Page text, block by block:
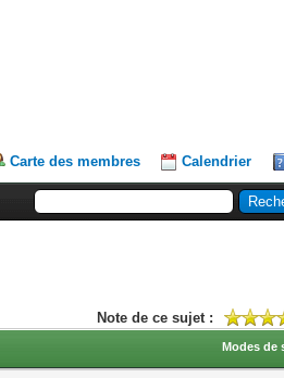
Carte des membres Calendrier
Note de ce sujet :
Modes de